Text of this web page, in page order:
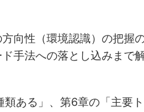
向性（環境認識）の把握
手法への落とし込みまで
ある」、第6章の「主要